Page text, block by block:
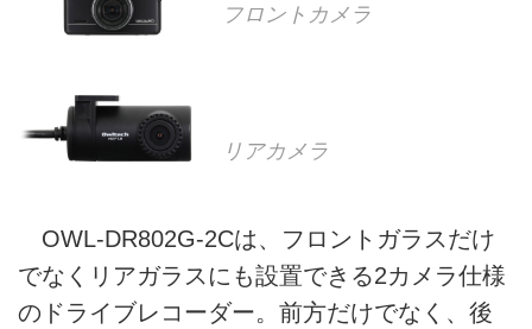
フロントカメラ
リアカメラ
OWL-DR802G-2Cは、フロントガラスだけ
でなくリアガラスにも設置できる2カメラ仕様
のドライブレコーダー。前方だけでなく、後